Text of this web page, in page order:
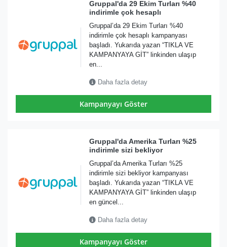
Gruppal'da 29 Ekim Turları %40
indirimle çok hesaplı
Gruppal’da 29 Ekim Turları %40
indirimle çok hesaplı kampanyası
başladı. Yukarıda yazan “TIKLA VE
KAMPANYAYA GİT” linkinden ulaşıp
en...
Daha fazla detay
Kampanyayı Göster
Gruppal'da Amerika Turları %25
indirimle sizi bekliyor
Gruppal’da Amerika Turları %25
indirimle sizi bekliyor kampanyası
başladı. Yukarıda yazan “TIKLA VE
KAMPANYAYA GİT” linkinden ulaşıp
en güncel...
Daha fazla detay
Kampanyayı Göster